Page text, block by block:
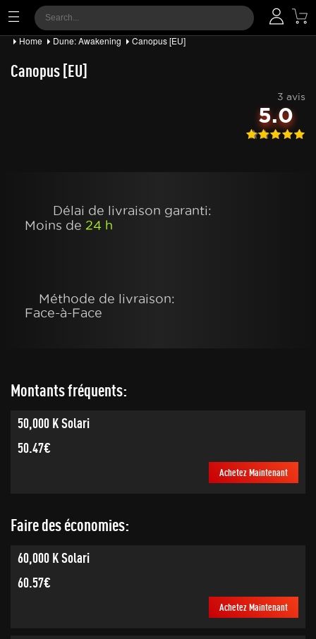
Home Dune: Awakening Canopus [EU]
Canopus [EU]
3 avis
5.0
Délai de livraison garanti:
Moins de 24 h
Méthode de livraison:
Face-à-Face
Montants fréquents:
50,000 K Solari
50.47€
Achetez Maintenant
Faire des économies:
60,000 K Solari
60.57€
Achetez Maintenant